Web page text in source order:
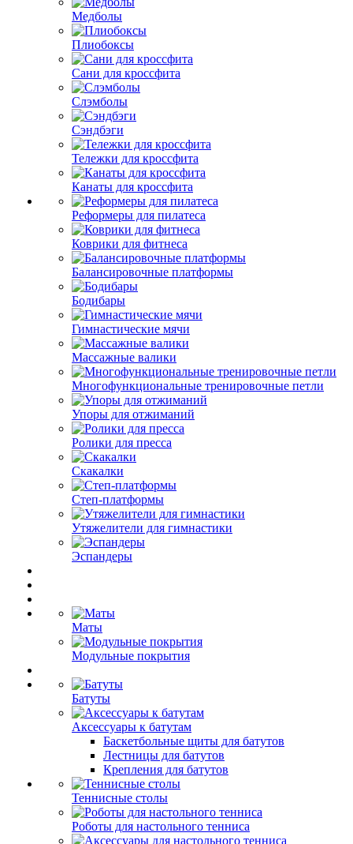
Медболы
Плиобоксы
Сани для кроссфита
Слэмболы
Сэндбэги
Тележки для кроссфита
Канаты для кроссфита
Реформеры для пилатеса
Коврики для фитнеса
Балансировочные платформы
Бодибары
Гимнастические мячи
Массажные валики
Многофункциональные тренировочные петли
Упоры для отжиманий
Ролики для пресса
Скакалки
Степ-платформы
Утяжелители для гимнастики
Эспандеры
Маты
Модульные покрытия
Батуты
Аксессуары к батутам
Баскетбольные щиты для батутов
Лестницы для батутов
Крепления для батутов
Теннисные столы
Роботы для настольного тенниса